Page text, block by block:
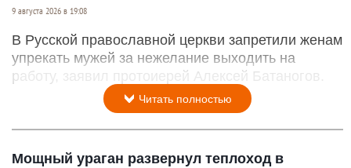
9 августа 2026 в 19:08
В Русской православной церкви запретили женам
упрекать мужей за нежелание выходить на
работу, заявил протоиерей Алексей Батаногов.
Читать полностью
Мощный ураган развернул теплоход в